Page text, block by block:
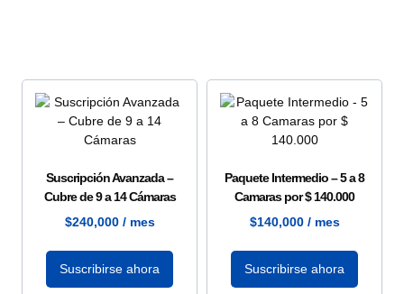
Suscripción Avanzada –
Cubre de 9 a 14 Cámaras
$240,000 / mes
Suscribirse ahora
Paquete Intermedio – 5 a 8
Camaras por $ 140.000
$140,000 / mes
Suscribirse ahora